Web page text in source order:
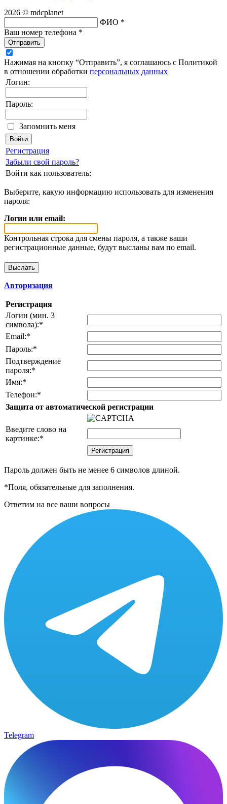
2026 © mdcplanet
ФИО *
Ваш номер телефона *
Отправить
Нажимая на кнопку “Отправить”, я соглашаюсь с Политикой
в отношении обработки персональных данных
Логин:
Пароль:
Запомнить меня
Регистрация
Забыли свой пароль?
Войти как пользователь:
Выберите, какую информацию использовать для изменения
пароля:
Логин или email:
Контрольная строка для смены пароля, а также ваши
регистрационные данные, будут высланы вам по email.
Авторизация
Регистрация
Логин (мин. 3
символа):*
Email:*
Пароль:*
Подтверждение
пароля:*
Имя:*
Телефон:*
Защита от автоматической регистрации
Введите слово на
картинке:*
Пароль должен быть не менее 6 символов длиной.
*Поля, обязательные для заполнения.
Ответим на все ваши вопросы
Telegram